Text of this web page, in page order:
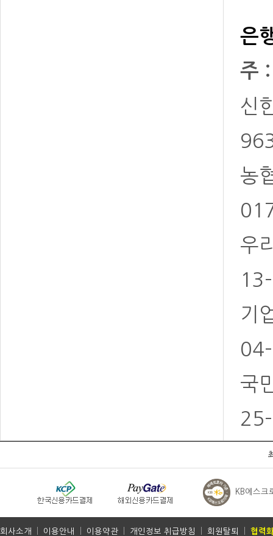
은
주
신
농
우
기
국
KB에스크
회사소개 이용안내 이용약관 개인정보 취급방침 회원탈퇴 협력